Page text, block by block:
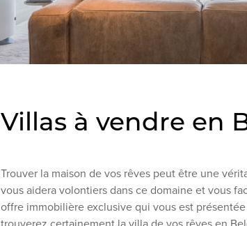
Villas à vendre en
Trouver la maison de vos rêves peut être une
vous aidera volontiers dans ce domaine et vous
offre immobilière exclusive qui vous est